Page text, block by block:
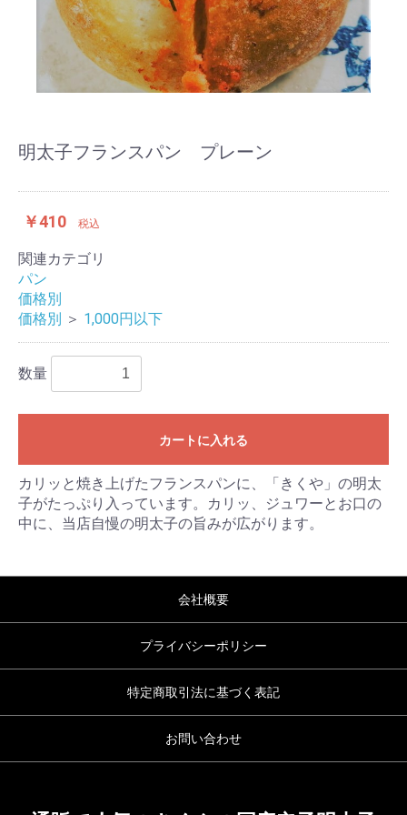
明太子フランスパン プレーン
￥410 税込
関連カテゴリ
パン
価格別
価格別 ＞ 1,000円以下
数量
カートに入れる
カリッと焼き上げたフランスパンに、「きくや」の明太
子がたっぷり入っています。カリッ、ジュワーとお口の
中に、当店自慢の明太子の旨みが広がります。
会社概要
プライバシーポリシー
特定商取引法に基づく表記
お問い合わせ